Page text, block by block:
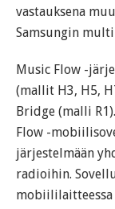
vastauksena
Samsungin
Music Flow -
(mallit H3, H5,
Bridge (malli
Flow -
järjestelmään
radioihin.
mobiililaitteessa